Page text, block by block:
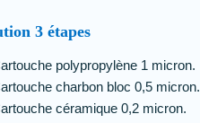
3 étapes
polypropylène 1 micron.
charbon bloc 0,5 micron.
céramique 0,2 micron.